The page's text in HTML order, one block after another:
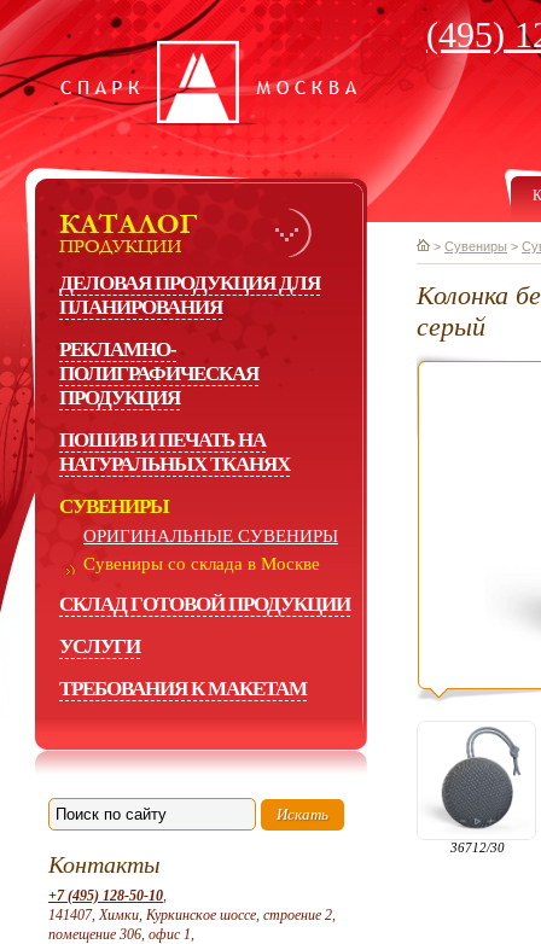
(495)
ДЕЛОВАЯ ПРОДУКЦИЯ ДЛЯ
ПЛАНИРОВАНИЯ
РЕКЛАМНО-
ПОЛИГРАФИЧЕСКАЯ
ПРОДУКЦИЯ
ПОШИВ И ПЕЧАТЬ НА
НАТУРАЛЬНЫХ ТКАНЯХ
СУВЕНИРЫ
ОРИГИНАЛЬНЫЕ СУВЕНИРЫ
Сувениры со склада в Москве
СКЛАД ГОТОВОЙ ПРОДУКЦИИ
УСЛУГИ
ТРЕБОВАНИЯ К МАКЕТАМ
Контакты
+7 (495) 128-50-10,
141407, Химки, Куркинское шоссе, строение 2,
помещение 306, офис 1,
> Сувениры >
Колонка
серый
36712/30